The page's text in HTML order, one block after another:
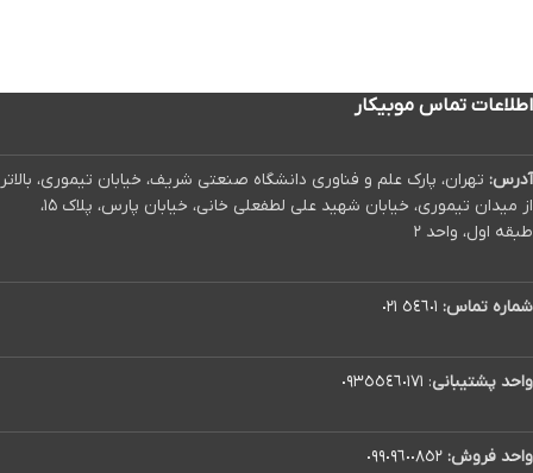
اطلاعات تماس موبیکار
آدرس: تهران، پارک علم و فناوری دانشگاه صنعتی شریف، خیابان تیموری، بالاتر
از میدان تیموری، خیابان شهید علی لطفعلی خانی، خیابان پارس، پلاک ۱۵،
طبقه اول، واحد ۲
شماره تماس: ٥٤٦٠١ ٠٢١
واحد پشتیبانی: ٠٩٣٥٥٤٦٠١٧١
واحد فروش: ٠٩٩٠٩٦٠٠٨٥٢